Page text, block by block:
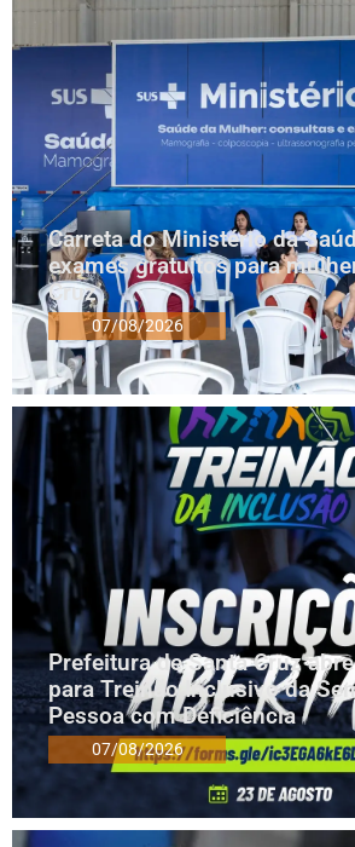
Carreta do Ministério da
exames gratuitos para
Cruz
07/08/2026
Prefeitura de Santa Cruz
para Treinão Inclusivo da
Pessoa com Deficiência
07/08/2026